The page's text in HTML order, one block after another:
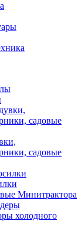
cадовые
Минитрактора